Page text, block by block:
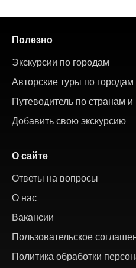
Полезно
Экскурсии по городам
Авторские туры по городам
Путеводитель по странам
Добавить свою экскурсию
О сайте
Ответы на вопросы
О нас
Вакансии
Пользовательское
Политика обработки